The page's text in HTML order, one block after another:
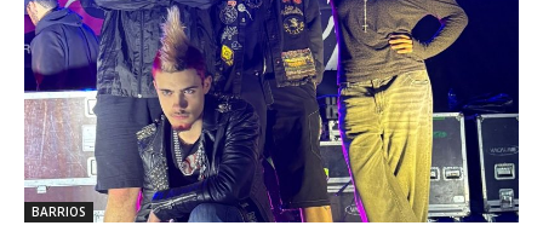
BARRIOS